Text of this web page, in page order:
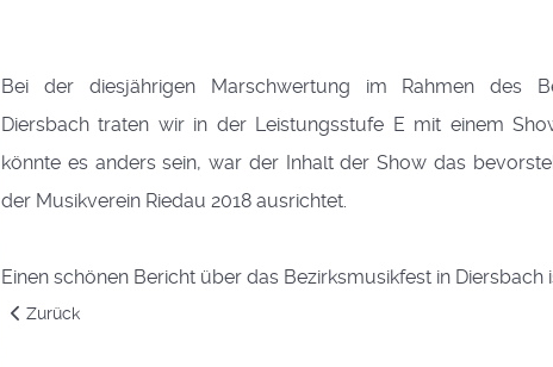
Bei der diesjährigen Marschwertung im Rahmen des
Diersbach traten wir in der Leistungsstufe E mit einem
könnte es anders sein, war der Inhalt der Show das
der Musikverein Riedau 2018 ausrichtet.
Einen schönen Bericht über das Bezirksmusikfest in Diersbach
Vorheriger Beitrag: Hochzeit Kathrin und Andreas
Zurück